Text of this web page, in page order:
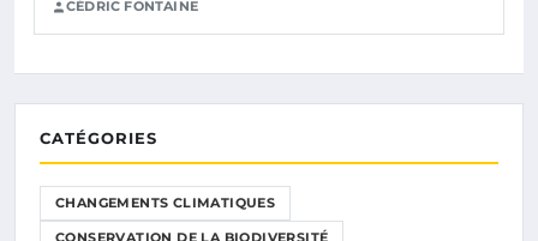
CÉDRIC FONTAINE
CATÉGORIES
CHANGEMENTS CLIMATIQUES